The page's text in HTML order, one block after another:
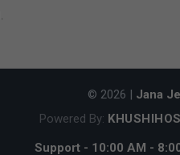
© 2026 | Jana
Powered By:
Support - 10:00 AM -